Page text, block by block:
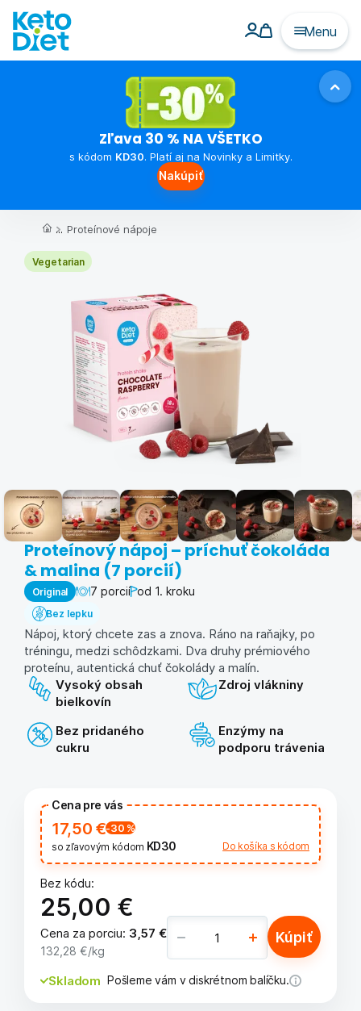
Menu
Zľava 30 % NA VŠETKO
s kódom KD30. Platí aj na Novinky a Limitky.
Nakúpiť
... Proteínové nápoje
Vegetarian
Proteínový nápoj – príchuť čokoláda
& malina (7 porcií)
Original 7 porcií od 1. kroku
Bez lepku
Nápoj, ktorý chcete zas a znova. Ráno na raňajky, po
tréningu, medzi schôdzkami. Dva druhy prémiového
proteínu, autentická chuť čokolády a malín.
Vysoký obsah
bielkovín
Zdroj vlákniny
Bez pridaného
cukru
Enzýmy na
podporu trávenia
Cena pre vás
17,50 €-30 %
so zľavovým kódom KD30 Do košíka s kódom
Bez kódu:
25,00 €
Cena za porciu: 3,57 €
132,28 €/kg
Kúpiť
Skladom Pošleme vám v diskrétnom balíčku.